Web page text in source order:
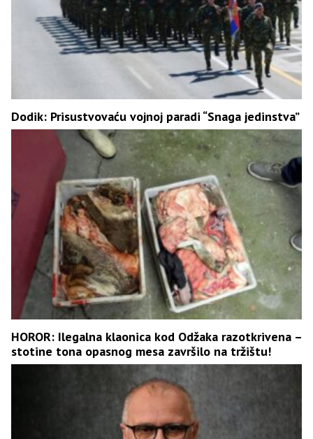
Dodik: Prisustvovaću vojnoj paradi “Snaga jedinstva”
HOROR: Ilegalna klaonica kod Odžaka razotkrivena –
stotine tona opasnog mesa završilo na tržištu!